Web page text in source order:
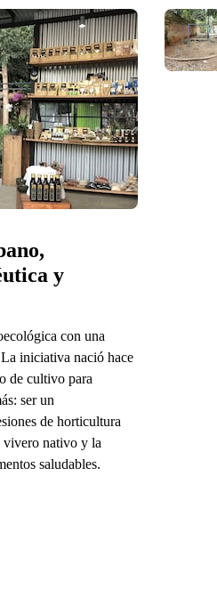
y
con una
iniciativa nació hace
de cultivo para
ser un
de horticultura
vivero nativo y la
saludables.